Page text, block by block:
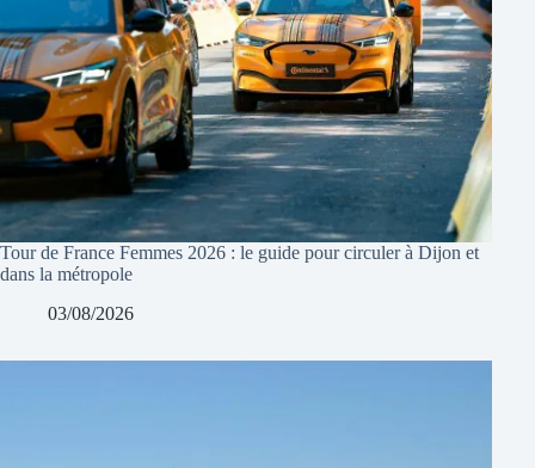
Tour de France Femmes 2026 : le guide pour circuler à Dijon et
dans la métropole
03/08/2026